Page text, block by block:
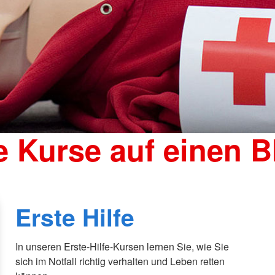
Kurse auf einen
Erste Hilfe
In unseren Erste-Hilfe-Kursen lernen Sie, wie Sie
sich im Notfall richtig verhalten und Leben retten